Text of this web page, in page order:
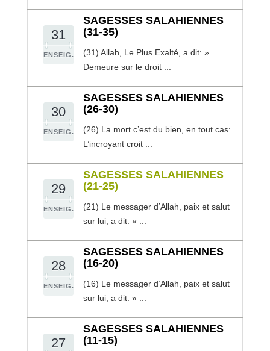
31
ENSEIG.
SAGESSES SALAHIENNES
(31-35)
(31) Allah, Le Plus Exalté, a dit: »
Demeure sur le droit ...
30
ENSEIG.
SAGESSES SALAHIENNES
(26-30)
(26) La mort c’est du bien, en tout cas:
L’incroyant croit ...
29
ENSEIG.
SAGESSES SALAHIENNES
(21-25)
(21) Le messager d’Allah, paix et salut
sur lui, a dit: « ...
28
ENSEIG.
SAGESSES SALAHIENNES
(16-20)
(16) Le messager d’Allah, paix et salut
sur lui, a dit: » ...
27
SAGESSES SALAHIENNES
(11-15)